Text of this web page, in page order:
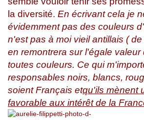
la diversité. En écrivant cela je
évidemment pas des couleurs
n'est pas à moi vieil antillais (
en remontrera sur l'égale valeur
toutes couleurs. Ce qui
responsables noirs, blancs,
soient Français etqu'ils mènent
favorable aux intérêt de la